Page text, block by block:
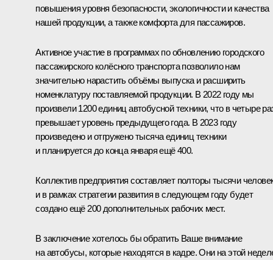
повышения уровня безопасности, экологичности и качества
нашей продукции, а также комфорта для пассажиров.
Активное участие в программах по обновлению городского
пассажирского колёсного транспорта позволило нам
значительно нарастить объёмы выпуска и расширить
номенклатуру поставляемой продукции. В 2022 году мы
произвели 1200 единиц автобусной техники, что в четыре
превышает уровень предыдущего года. В 2023 году
произведено и отгружено тысяча единиц техники
и планируется до конца января ещё 400.
Коллектив предприятия составляет полторы тысячи
и в рамках стратегии развития в следующем году будет
создано ещё 200 дополнительных рабочих мест.
В заключение хотелось бы обратить Ваше внимание
на автобусы, которые находятся в кадре. Они на этой